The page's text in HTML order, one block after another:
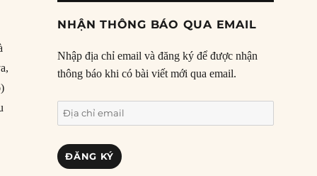
NHẬN THÔNG BÁO QUA EMAIL
Nhập địa chỉ email và đăng ký để được nhận
thông báo khi có bài viết mới qua email.
Địa
chỉ
email
ĐĂNG KÝ